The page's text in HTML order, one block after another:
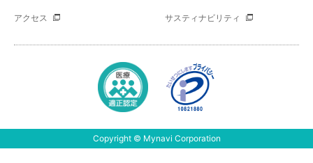
アクセス サスティナビリティ
Copyright © Mynavi Corporation